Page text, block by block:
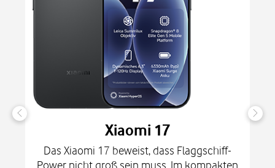
Xiaomi 17
Das Xiaomi 17 beweist, dass Flaggschiff-
Power nicht groß sein muss. Im kompakten